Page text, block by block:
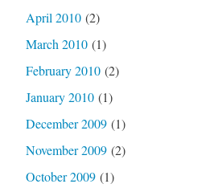
April 2010(2)
March 2010(1)
February 2010(2)
January 2010(1)
December 2009(1)
November 2009(2)
October 2009(1)